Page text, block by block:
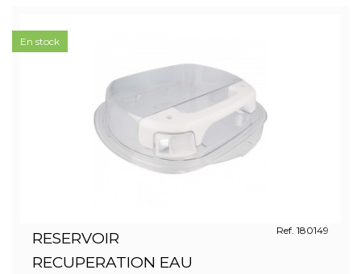
RESERVOIR
RECUPERATION EAU
Ref. 180149
En stock